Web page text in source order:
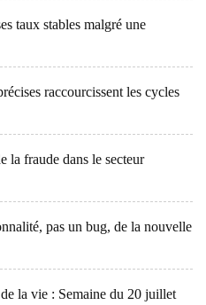
taux stables malgré une
raccourcissent les cycles
la fraude dans le secteur
pas un bug, de la nouvelle
la vie : Semaine du 20 juillet